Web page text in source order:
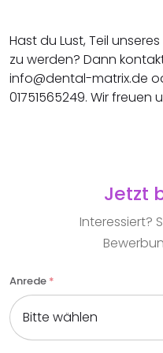
Hast du Lust, Teil
zu werden? Dann
info@dental-matrix.de
01751565249. Wir freuen
Jetzt
Interessiert?
Anrede *